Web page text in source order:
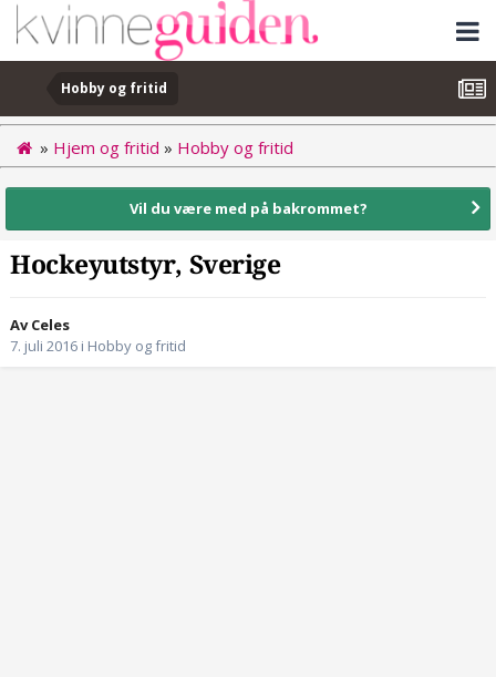
Hobby og fritid
» Hjem og fritid » Hobby og fritid
Vil du være med på bakrommet?
Hockeyutstyr, Sverige
Av Celes
7. juli 2016 i Hobby og fritid